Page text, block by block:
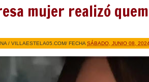
mujer realizó
/ VILLAESTELA05.COM/ FECHA SÁBADO, JUNIO 08,